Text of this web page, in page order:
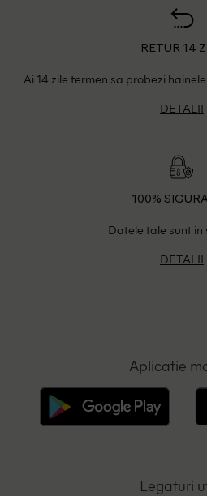
RETUR 14
Ai 14 zile termen sa probezi
DETALII
100%
Datele tale sunt in
DETALII
Aplicatie
Legaturi